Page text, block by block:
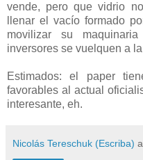
vende, pero que vidrio
llenar el vacío formado
movilizar su
inversores se vuelquen a
Estimados: el paper
favorables al actual
interesante, eh.
Nicolás Tereschuk (Escriba)